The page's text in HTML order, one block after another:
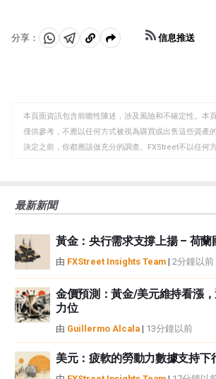
分享：
分 分 複
板
信息推送
本頁面資訊包含前瞻性陳述，涉及風險和不確定性。本
僅供參考，不應以任何方式被視為購買或出售這些資產
決定之前，你都應該做充分的調查。FXStreet不以任何
觀點，並不代表FXStreet或其廣告商的官方政策或立場
如果文章正文中沒有明確提到，在撰寫本文時，作者在
中都沒有頭寸，也沒有與文中提到的任何公司有業務關
者沒有收到撰寫這篇文章的報酬。
FXStreet和作者不提供個性化的建議。作者對該資訊的
性不作任何陳述。FXStreet和作者將不承擔任何錯誤，
或損害由此資訊及其顯示或使用引起的。錯誤和遺漏除外
FXStreet並非註冊投資顧問，本文內容無意提供任何投資
最新新聞
黃金：央行需求支撐上揚 – 荷蘭
由 FXStreet Insights Team | 2分鐘以前
金價預測：黃金/美元維持看漲
力位
由 Guillermo Alcala | 13分鐘以前
美元：疲軟的勞動力數據支持下